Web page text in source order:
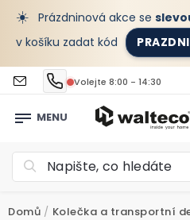
☀️ Prázdninová akce se
v košíku zadat kód
Volejte 8:00 - 14:30
Domů / Kolečka a transportní